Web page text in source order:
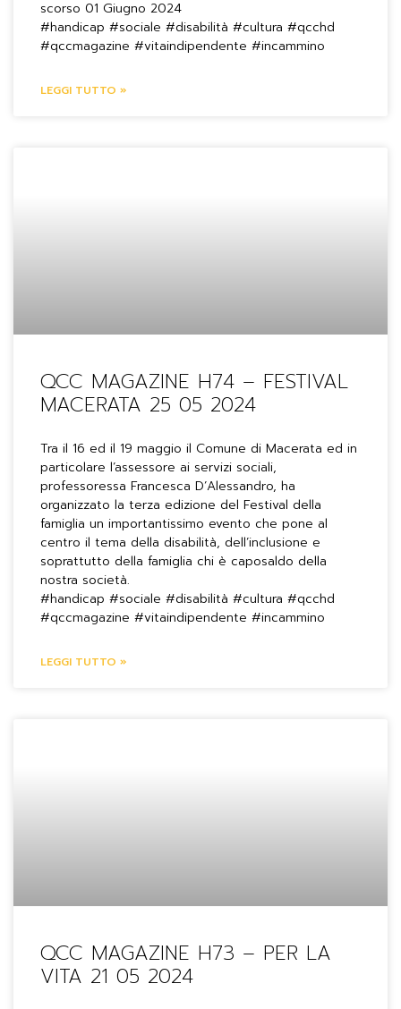
scorso 01 Giugno 2024
#handicap #sociale #disabilità #cultura #qcchd
#qccmagazine #vitaindipendente #incammino
LEGGI TUTTO »
QCC MAGAZINE H74 – FESTIVAL
MACERATA 25 05 2024
Tra il 16 ed il 19 maggio il Comune di Macerata ed in
particolare l’assessore ai servizi sociali,
professoressa Francesca D’Alessandro, ha
organizzato la terza edizione del Festival della
famiglia un importantissimo evento che pone al
centro il tema della disabilità, dell’inclusione e
soprattutto della famiglia chi è caposaldo della
nostra società.
#handicap #sociale #disabilità #cultura #qcchd
#qccmagazine #vitaindipendente #incammino
LEGGI TUTTO »
QCC MAGAZINE H73 – PER LA
VITA 21 05 2024